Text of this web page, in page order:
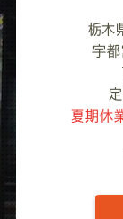
栃木
宇
夏期休